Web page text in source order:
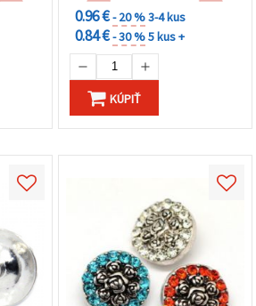
0.96 €- 20 %3-4 kus
0.84 €- 30 %5 kus +
KÚPIŤ